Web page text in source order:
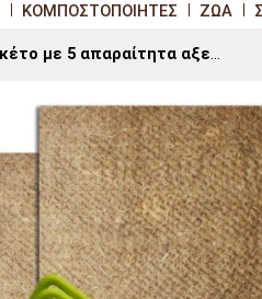
ΚΟΜΠΟΣΤΟΠΟΙΗΤΈΣ ΖΏΑ
Πακέτο με 5 απαραίτητα αξεσουάρ